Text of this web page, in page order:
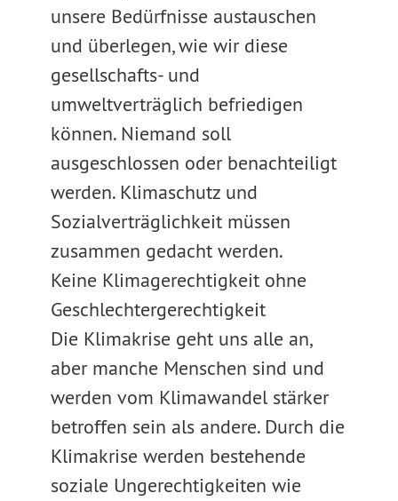
unsere Bedürfnisse austauschen
und überlegen, wie wir diese
gesellschafts- und
umweltverträglich befriedigen
können. Niemand soll
ausgeschlossen oder benachteiligt
werden. Klimaschutz und
Sozialverträglichkeit müssen
zusammen gedacht werden.
Keine Klimagerechtigkeit ohne
Geschlechtergerechtigkeit
Die Klimakrise geht uns alle an,
aber manche Menschen sind und
werden vom Klimawandel stärker
betroffen sein als andere. Durch die
Klimakrise werden bestehende
soziale Ungerechtigkeiten wie